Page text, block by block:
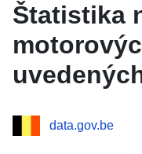
Štatistika
data.gov.be